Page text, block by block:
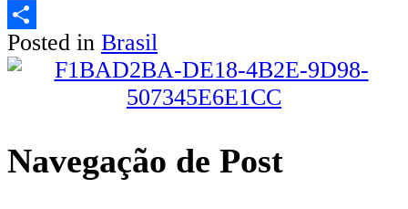
Email
Share
Posted in Brasil
Navegação de Post